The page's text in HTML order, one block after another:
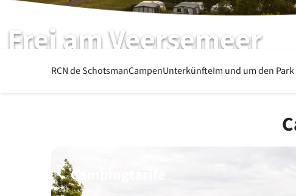
Frei am Veersemeer
RCN de Schotsman | Kamperland | Seeland
RCN de SchotsmanCampenUnterkünfteIm und um den Park
Campingtarife